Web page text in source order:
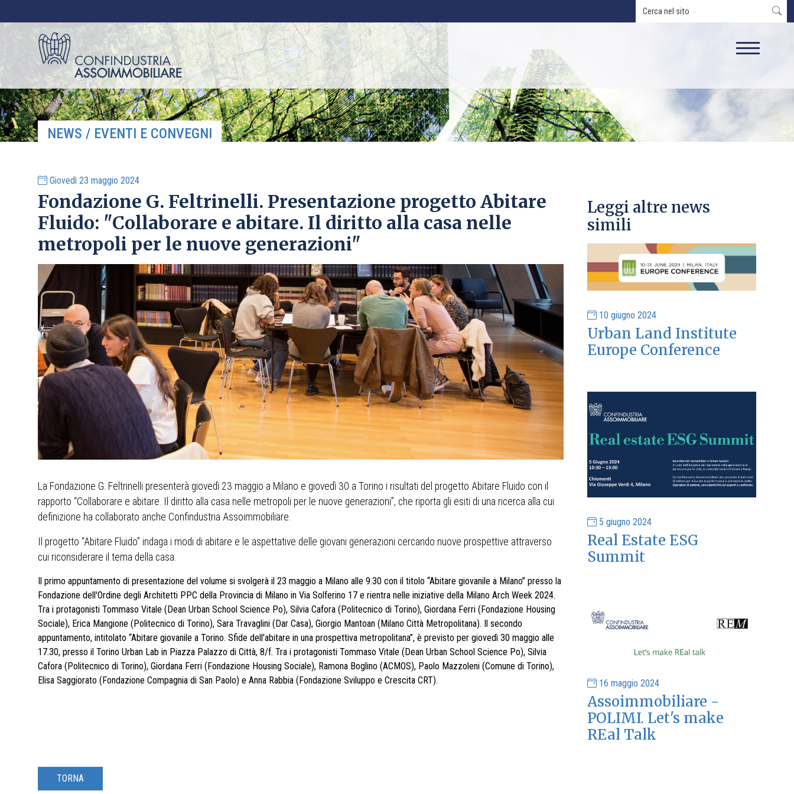
NEWS / EVENTI E CONVEGNI
Giovedì 23 maggio 2024
Fondazione G. Feltrinelli. Presentazione progetto Abitare
Fluido: "Collaborare e abitare. Il diritto alla casa nelle
metropoli per le nuove generazioni"
La Fondazione G. Feltrinelli presenterà giovedì 23 maggio a Milano e giovedì 30 a Torino i risultati del progetto Abitare Fluido con il
rapporto “Collaborare e abitare. Il diritto alla casa nelle metropoli per le nuove generazioni”, che riporta gli esiti di una ricerca alla cui
definizione ha collaborato anche Confindustria Assoimmobiliare.
Il progetto “Abitare Fluido” indaga i modi di abitare e le aspettative delle giovani generazioni cercando nuove prospettive attraverso
cui riconsiderare il tema della casa.
Il primo appuntamento di presentazione del volume si svolgerà il 23 maggio a Milano alle 9.30 con il titolo “Abitare giovanile a Milano” presso la
Fondazione dell'Ordine degli Architetti PPC della Provincia di Milano in Via Solferino 17 e rientra nelle iniziative della Milano Arch Week 2024.
Tra i protagonisti Tommaso Vitale (Dean Urban School Science Po), Silvia Cafora (Politecnico di Torino), Giordana Ferri (Fondazione Housing
Sociale), Erica Mangione (Politecnico di Torino), Sara Travaglini (Dar Casa), Giorgio Mantoan (Milano Città Metropolitana). Il secondo
appuntamento, intitolato “Abitare giovanile a Torino. Sfide dell'abitare in una prospettiva metropolitana”, è previsto per giovedì 30 maggio alle
17.30, presso il Torino Urban Lab in Piazza Palazzo di Città, 8/f. Tra i protagonisti Tommaso Vitale (Dean Urban School Science Po), Silvia
Cafora (Politecnico di Torino), Giordana Ferri (Fondazione Housing Sociale), Ramona Boglino (ACMOS), Paolo Mazzoleni (Comune di Torino),
Elisa Saggiorato (Fondazione Compagnia di San Paolo) e Anna Rabbia (Fondazione Sviluppo e Crescita CRT).
Leggi altre news
simili
10 giugno 2024
Urban Land Institute
Europe Conference
5 giugno 2024
Real Estate ESG
Summit
16 maggio 2024
Assoimmobiliare -
POLIMI. Let's make
REal Talk
TORNA